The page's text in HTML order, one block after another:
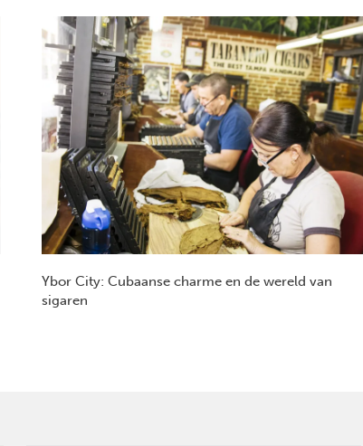
Ybor City: Cubaanse charme en de wereld van
sigaren